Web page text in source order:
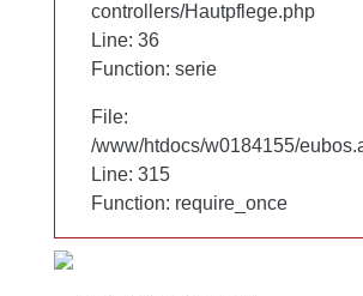
controllers/Hautpflege.php
Line: 36
Function: serie
File:
/www/htdocs/w0184155/
Line: 315
Function: require_once
controllers/Hautpflege.php
Line: 36
Function: serie
File:
/www/htdocs/w0184155/
Line: 315
Function: require_once